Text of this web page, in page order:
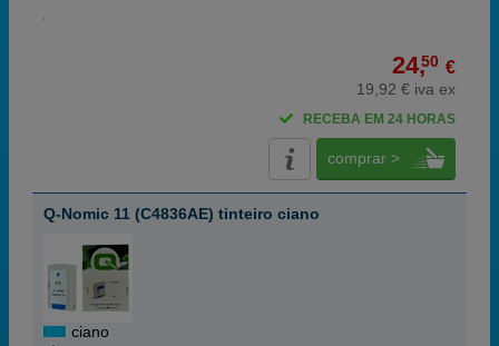
24,50 €
19,92 € iva ex
RECEBA EM 24 HORAS
comprar >
Q-Nomic 11 (C4836AE) tinteiro ciano
ciano